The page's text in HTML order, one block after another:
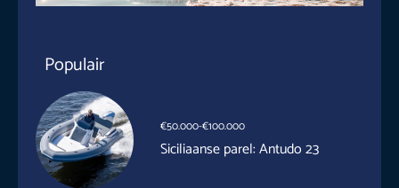
Populair
€50.000-€100.000
Siciliaanse parel: Antudo 23